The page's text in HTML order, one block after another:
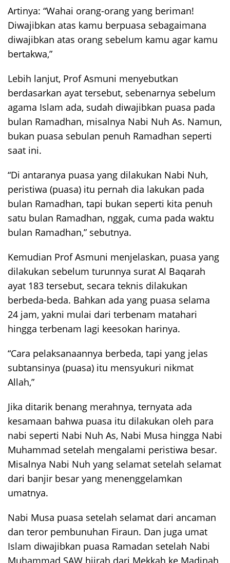
Artinya: “Wahai orang-orang yang beriman!
Diwajibkan atas kamu berpuasa sebagaimana
diwajibkan atas orang sebelum kamu agar kamu
bertakwa,”
Lebih lanjut, Prof Asmuni menyebutkan
berdasarkan ayat tersebut, sebenarnya sebelum
agama Islam ada, sudah diwajibkan puasa pada
bulan Ramadhan, misalnya Nabi Nuh As. Namun,
bukan puasa sebulan penuh Ramadhan seperti
saat ini.
“Di antaranya puasa yang dilakukan Nabi Nuh,
peristiwa (puasa) itu pernah dia lakukan pada
bulan Ramadhan, tapi bukan seperti kita penuh
satu bulan Ramadhan, nggak, cuma pada waktu
bulan Ramadhan,” sebutnya.
Kemudian Prof Asmuni menjelaskan, puasa yang
dilakukan sebelum turunnya surat Al Baqarah
ayat 183 tersebut, secara teknis dilakukan
berbeda-beda. Bahkan ada yang puasa selama
24 jam, yakni mulai dari terbenam matahari
hingga terbenam lagi keesokan harinya.
“Cara pelaksanaannya berbeda, tapi yang jelas
subtansinya (puasa) itu mensyukuri nikmat
Allah,”
Jika ditarik benang merahnya, ternyata ada
kesamaan bahwa puasa itu dilakukan oleh para
nabi seperti Nabi Nuh As, Nabi Musa hingga Nabi
Muhammad setelah mengalami peristiwa besar.
Misalnya Nabi Nuh yang selamat setelah selamat
dari banjir besar yang menenggelamkan
umatnya.
Nabi Musa puasa setelah selamat dari ancaman
dan teror pembunuhan Firaun. Dan juga umat
Islam diwajibkan puasa Ramadan setelah Nabi